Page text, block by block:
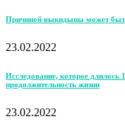
Причиной выкидыша может
23.02.2022
Исследование, которое длилось
продолжительность жизни
23.02.2022